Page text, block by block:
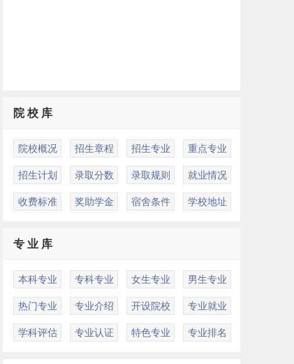
院 校 库
院校概况 招生章程 招生专业 重点专业
招生计划 录取分数 录取规则 就业情况
收费标准 奖助学金 宿舍条件 学校地址
专 业 库
本科专业 专科专业 女生专业 男生专业
热门专业 专业介绍 开设院校 专业就业
学科评估 专业认证 特色专业 专业排名